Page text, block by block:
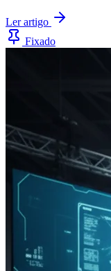
Ler artigo
Fixado